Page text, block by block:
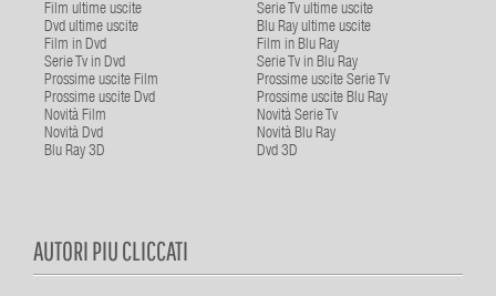
Film ultime uscite
Serie Tv ultime uscite
Dvd ultime uscite
Blu Ray ultime uscite
Film in Dvd
Film in Blu Ray
Serie Tv in Dvd
Serie Tv in Blu Ray
Prossime uscite Film
Prossime uscite Serie Tv
Prossime uscite Dvd
Prossime uscite Blu Ray
Novità Film
Novità Serie Tv
Novità Dvd
Novità Blu Ray
Blu Ray 3D
Dvd 3D
AUTORI PIU CLICCATI